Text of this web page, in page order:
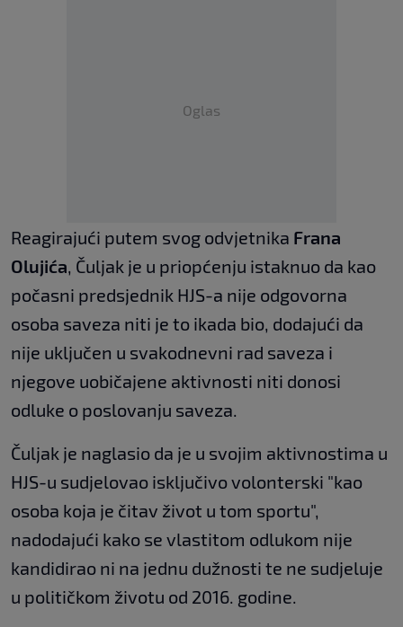
Oglas
Reagirajući putem svog odvjetnika Frana
Olujića , Čuljak je u priopćenju istaknuo da kao
počasni predsjednik HJS-a nije odgovorna
osoba saveza niti je to ikada bio, dodajući da
nije uključen u svakodnevni rad saveza i
njegove uobičajene aktivnosti niti donosi
odluke o poslovanju saveza.
Čuljak je naglasio da je u svojim aktivnostima u
HJS-u sudjelovao isključivo volonterski "kao
osoba koja je čitav život u tom sportu",
nadodajući kako se vlastitom odlukom nije
kandidirao ni na jednu dužnosti te ne sudjeluje
u političkom životu od 2016. godine.